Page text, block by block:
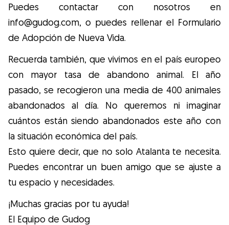
Puedes contactar con nosotros en
info@gudog.com, o puedes rellenar el Formulario
de Adopción de Nueva Vida.
Recuerda también, que vivimos en el país europeo
con mayor tasa de abandono animal. El año
pasado, se recogieron una media de 400 animales
abandonados al día. No queremos ni imaginar
cuántos están siendo abandonados este año con
la situación económica del país.
Esto quiere decir, que no solo Atalanta te necesita.
Puedes encontrar un buen amigo que se ajuste a
tu espacio y necesidades.
¡Muchas gracias por tu ayuda!
El Equipo de Gudog